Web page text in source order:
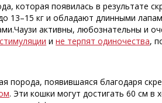
которая появилась в результате
13–15 кг и обладают длинными
активны, любознательны и
ине терпят одиночества,
порода, появившаяся благодаря
. Эти кошки могут достигать 60 см в